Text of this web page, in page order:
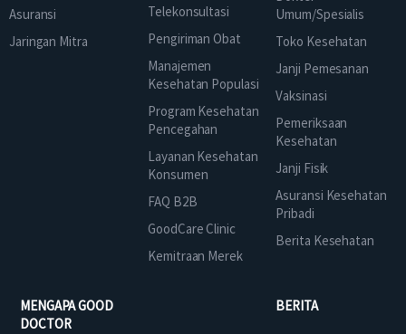
Asuransi
Jaringan Mitra
Telekonsultasi
Pengiriman Obat
Manajemen
Kesehatan Populasi
Program Kesehatan
Pencegahan
Layanan Kesehatan
Konsumen
FAQ B2B
GoodCare Clinic
Kemitraan Merek
Umum/Spesialis
Toko Kesehatan
Janji Pemesanan
Vaksinasi
Pemeriksaan
Kesehatan
Janji Fisik
Asuransi Kesehatan
Pribadi
Berita Kesehatan
MENGAPA GOOD
DOCTOR
BERITA